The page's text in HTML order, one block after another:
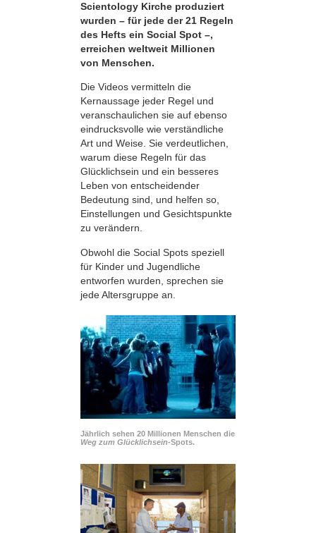
Scientology Kirche produziert
wurden – für jede der 21 Regeln
des Hefts ein Social Spot –,
erreichen weltweit Millionen
von Menschen.
Die Videos vermitteln die
Kernaussage jeder Regel und
veranschaulichen sie auf ebenso
eindrucksvolle wie verständliche
Art und Weise. Sie verdeutlichen,
warum diese Regeln für das
Glücklichsein und ein besseres
Leben von entscheidender
Bedeutung sind, und helfen so,
Einstellungen und Gesichtspunkte
zu verändern.
Obwohl die Social Spots speziell
für Kinder und Jugendliche
entworfen wurden, sprechen sie
jede Altersgruppe an.
Jährlich sehen 20 Millionen Menschen die
Weg zum Glücklichsein-Spots.